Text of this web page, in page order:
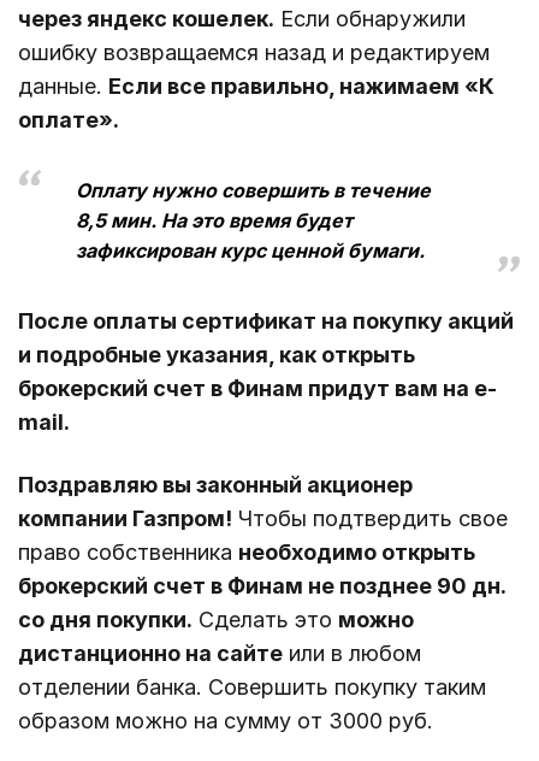
через яндекс кошелек. Если обнаружили
ошибку возвращаемся назад и редактируем
данные. Если все правильно, нажимаем «К
оплате».
Оплату нужно совершить в течение
8,5 мин. На это время будет
зафиксирован курс ценной бумаги.
После оплаты сертификат на покупку акций
и подробные указания, как открыть
брокерский счет в Финам придут вам на e-
mail.
Поздравляю вы законный акционер
компании Газпром! Чтобы подтвердить свое
право собственника необходимо открыть
брокерский счет в Финам не позднее 90 дн.
со дня покупки. Сделать это можно
дистанционно на сайте или в любом
отделении банка. Совершить покупку таким
образом можно на сумму от 3000 руб.